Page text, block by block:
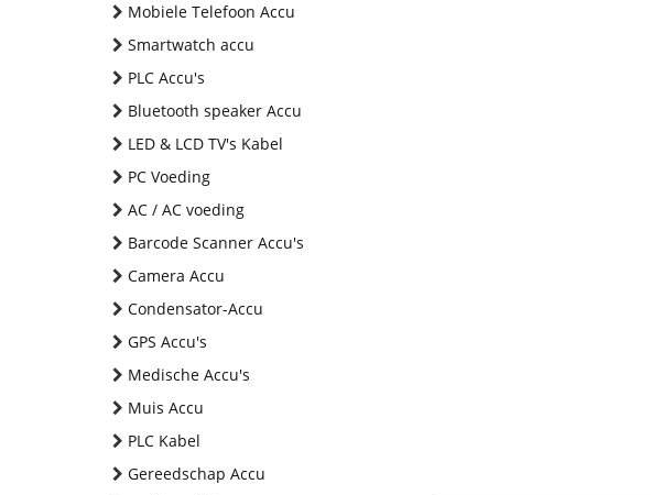
Mobiele Telefoon Accu
Smartwatch accu
PLC Accu's
Bluetooth speaker Accu
LED & LCD TV's Kabel
PC Voeding
AC / AC voeding
Barcode Scanner Accu's
Camera Accu
Condensator-Accu
GPS Accu's
Medische Accu's
Muis Accu
PLC Kabel
Gereedschap Accu